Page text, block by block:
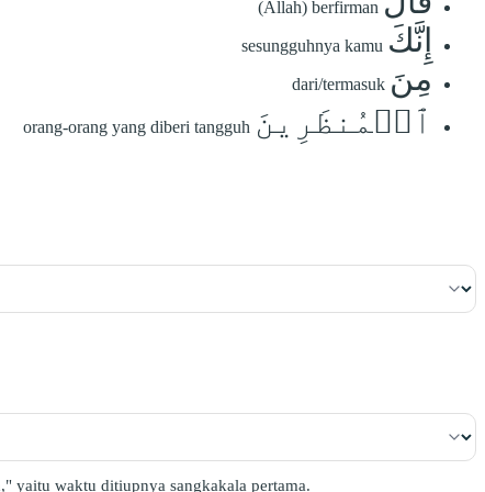
(Allah) berfirman
إِنَّكَ sesungguhnya kamu
مِنَ dari/termasuk
ٱلۡمُنظَرِينَ orang-orang yang diberi tangguh
yaitu waktu ditiupnya sangkakala pertama.